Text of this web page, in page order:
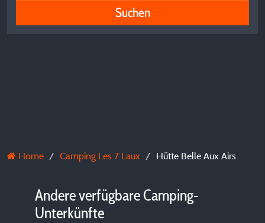
Suchen
Home Camping Les 7 Laux Hütte Belle Aux Airs
Andere verfügbare Camping-
Unterkünfte